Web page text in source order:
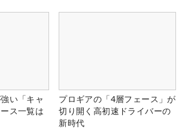
い「キャ
ス一覧は
プロギアの「4層フェース」が
切り開く高初速ドライバーの
新時代